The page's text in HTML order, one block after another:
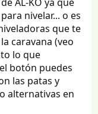
nivelar... o es
que te
caravana (veo
lo que
botón puedes
las patas y
alternativas en